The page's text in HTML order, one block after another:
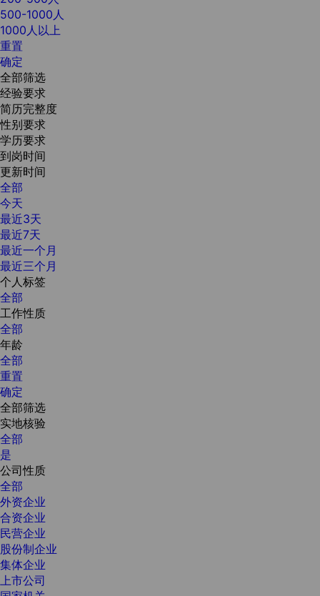
500-1000人
1000人以上
重置
确定
全部筛选
经验要求
简历完整度
性别要求
学历要求
到岗时间
更新时间
全部
今天
最近3天
最近7天
最近一个月
最近三个月
个人标签
全部
工作性质
全部
年龄
全部
重置
确定
全部筛选
实地核验
全部
是
公司性质
全部
外资企业
合资企业
民营企业
股份制企业
集体企业
上市公司